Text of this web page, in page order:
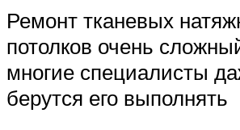
Ремонт тканевых
потолков очень
многие специалисты
берутся его выполнять